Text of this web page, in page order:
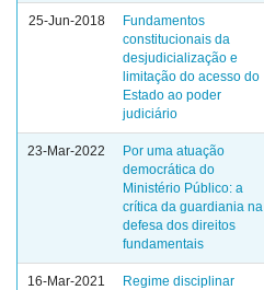
25-Jun-2018
Fundamentos
constitucionais da
desjudicialização e
limitação do acesso do
Estado ao poder
judiciário
23-Mar-2022
Por uma atuação
democrática do
Ministério Público: a
crítica da guardiania na
defesa dos direitos
fundamentais
16-Mar-2021
Regime disciplinar